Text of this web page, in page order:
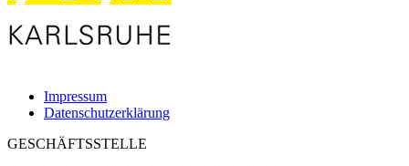
Impressum
Datenschutzerklärung
GESCHÄFTSSTELLE